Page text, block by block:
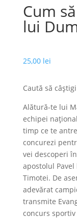
Cum
lui
25,00 lei
Caută să
Alătură-te lui
echipei
timp ce te
concurezi
vei descoperi
apostolul
Timotei. De
adevărat
transmite
concurs